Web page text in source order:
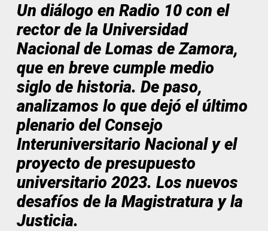
Un diálogo en Radio 10 con el
rector de la Universidad
Nacional de Lomas de Zamora,
que en breve cumple medio
siglo de historia. De paso,
analizamos lo que dejó el último
plenario del Consejo
Interuniversitario Nacional y el
proyecto de presupuesto
universitario 2023. Los nuevos
desafíos de la Magistratura y la
Justicia.